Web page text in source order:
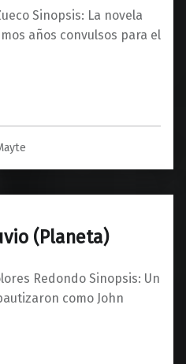
Sinopsis: La novela
años convulsos para el
(Planeta)
Redondo Sinopsis: Un
como John